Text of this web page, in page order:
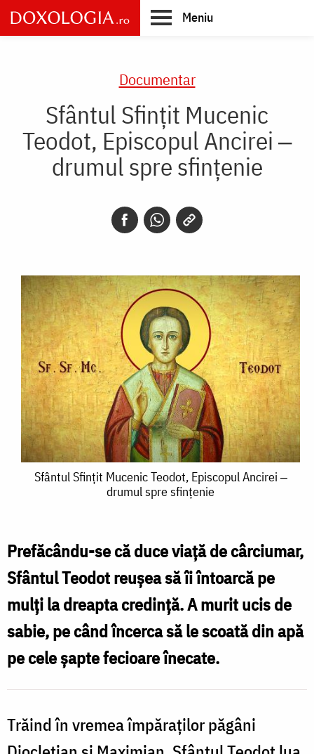
Skip
to
main
Meniu
Documentar
Sfântul Sfințit Mucenic
Teodot, Episcopul Ancirei ‒
drumul spre sfințenie
Sfântul
Teodot,
Episcopul
Ancirei
‒
drumul
sfințenie
Sfântul Sfințit Mucenic Teodot, Episcopul Ancirei ‒
drumul spre sfințenie
Prefăcându-se că duce viață de cârciumar,
Sfântul Teodot reușea să îi întoarcă pe
mulți la dreapta credință. A murit ucis de
sabie, pe când încerca să le scoată din apă
pe cele șapte fecioare înecate.
Trăind în vremea împăraților păgâni